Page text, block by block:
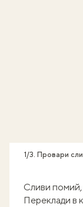
1/3. Провари
Сливи помий,
Переклади в